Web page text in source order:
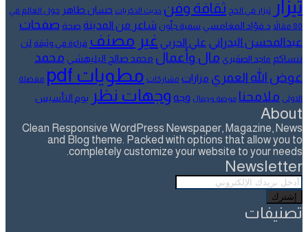
تيزار تيزار في الحج ثقافة وفن حديث الذكريات حسان طاهر حول العالم في
80 مقالاً
د.فؤاد المغامسي سمية جلّون شاعر من المدينة صحة صفحات
عبدالمحسن البدراني علي الحربي غير مصنف قراءة في وثيقة لن
ننساكم ماجد الصقيري مال وأعمال محمد صالح البليهشي محمد
عوض الله العمري مزارات مشاركات مطويات pdf مفضلة
الاولى ملامحنا موضة وجمال وجه وجهات نظر يوم التأسيس
About
Clean Responsive WordPress Newspaper, Magazine, News
and Blog theme. Packed with options that allow you to
completely customize your website to your needs.
Newsletter
أدخل
بريدك
الإلكتروني
تصنيفات